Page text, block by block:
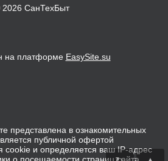
СанТехБыт
на платформе EasySite.su
представлена в ознакомительных
публичной офертой
cookie и определяется ваш IP-адрес